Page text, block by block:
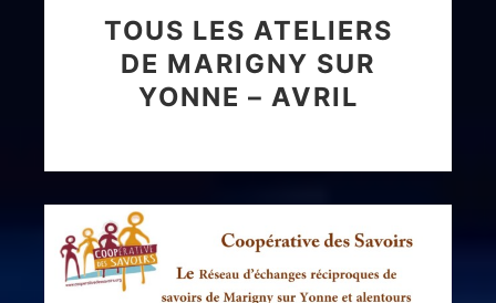
TOUS LES ATELIERS
DE MARIGNY SUR
YONNE – AVRIL